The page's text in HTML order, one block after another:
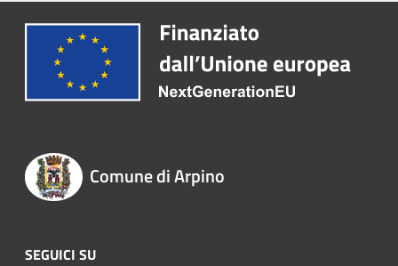
Comune di Arpino
SEGUICI SU